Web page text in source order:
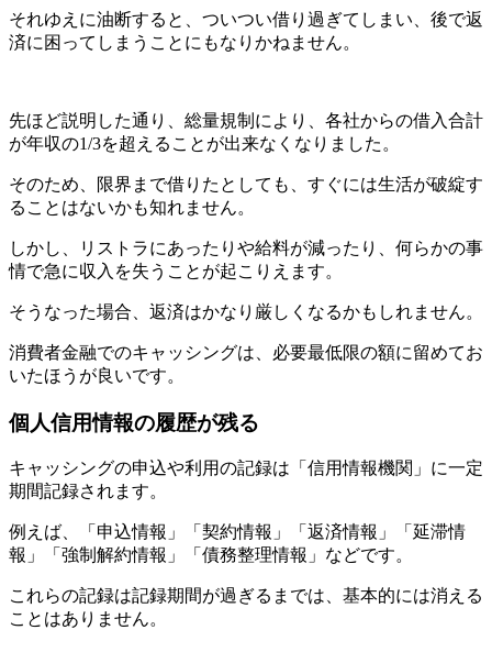
それゆえに油断すると、ついつい借り過ぎてしまい、後で返
済に困ってしまうことにもなりかねません。
先ほど説明した通り、総量規制により、各社からの借入合計
が年収の1/3を超えることが出来なくなりました。
そのため、限界まで借りたとしても、すぐには生活が破綻す
ることはないかも知れません。
しかし、リストラにあったりや給料が減ったり、何らかの事
情で急に収入を失うことが起こりえます。
そうなった場合、返済はかなり厳しくなるかもしれません。
消費者金融でのキャッシングは、必要最低限の額に留めてお
いたほうが良いです。
個人信用情報の履歴が残る
キャッシングの申込や利用の記録は「信用情報機関」に一定
期間記録されます。
例えば、「申込情報」「契約情報」「返済情報」「延滞情
報」「強制解約情報」「債務整理情報」などです。
これらの記録は記録期間が過ぎるまでは、基本的には消える
ことはありません。